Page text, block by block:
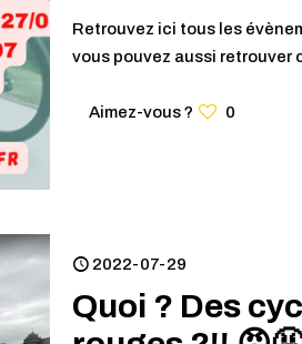
Retrouvez ici tous les
vous pouvez aussi retrouver
Aimez-vous ? 0
2022-07-29
Quoi ? Des